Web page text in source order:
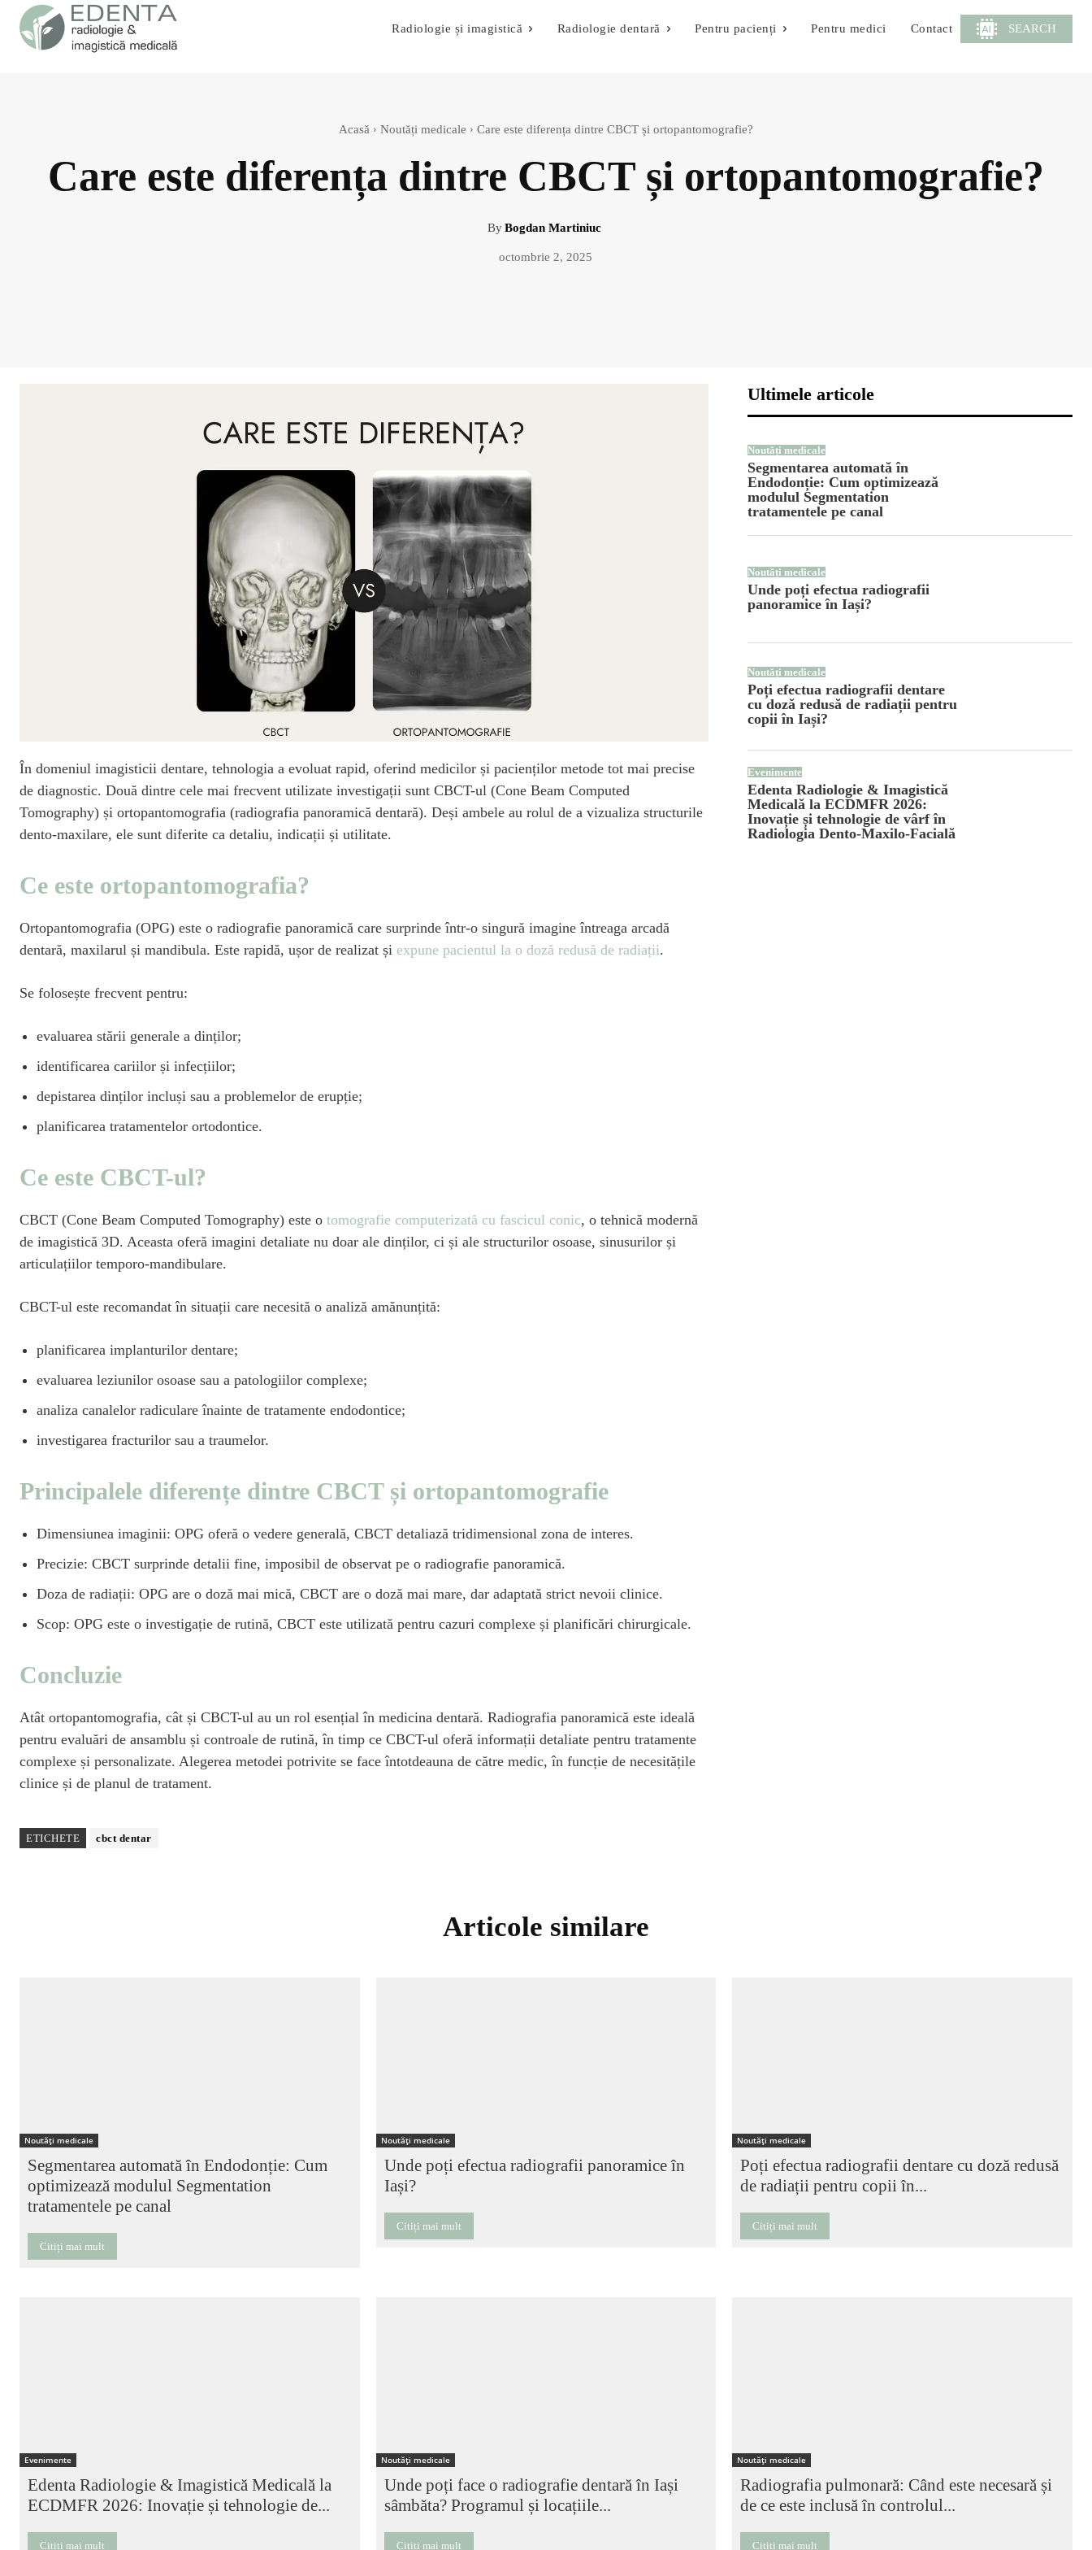
Radiologie și imagistică Radiologie dentară Pentru pacienți Pentru medici Contact SEARCH
Acasă Noutăți medicale Care este diferența dintre CBCT și ortopantomografie?
Care este diferența dintre CBCT și ortopantomografie?
ByBogdan Martiniuc
octombrie 2, 2025
În domeniul imagisticii dentare, tehnologia a evoluat rapid, oferind medicilor și pacienților metode tot mai precise
de diagnostic. Două dintre cele mai frecvent utilizate investigații sunt CBCT-ul (Cone Beam Computed
Tomography) și ortopantomografia (radiografia panoramică dentară). Deși ambele au rolul de a vizualiza structurile
dento-maxilare, ele sunt diferite ca detaliu, indicații și utilitate.
Ce este ortopantomografia?
Ortopantomografia (OPG) este o radiografie panoramică care surprinde într-o singură imagine întreaga arcadă
dentară, maxilarul și mandibula. Este rapidă, ușor de realizat și expune pacientul la o doză redusă de radiații.
Se folosește frecvent pentru:
evaluarea stării generale a dinților;
identificarea cariilor și infecțiilor;
depistarea dinților incluși sau a problemelor de erupție;
planificarea tratamentelor ortodontice.
Ce este CBCT-ul?
CBCT (Cone Beam Computed Tomography) este o tomografie computerizată cu fascicul conic, o tehnică modernă
de imagistică 3D. Aceasta oferă imagini detaliate nu doar ale dinților, ci și ale structurilor osoase, sinusurilor și
articulațiilor temporo-mandibulare.
CBCT-ul este recomandat în situații care necesită o analiză amănunțită:
planificarea implanturilor dentare;
evaluarea leziunilor osoase sau a patologiilor complexe;
analiza canalelor radiculare înainte de tratamente endodontice;
investigarea fracturilor sau a traumelor.
Principalele diferențe dintre CBCT și ortopantomografie
Dimensiunea imaginii: OPG oferă o vedere generală, CBCT detaliază tridimensional zona de interes.
Precizie: CBCT surprinde detalii fine, imposibil de observat pe o radiografie panoramică.
Doza de radiații: OPG are o doză mai mică, CBCT are o doză mai mare, dar adaptată strict nevoii clinice.
Scop: OPG este o investigație de rutină, CBCT este utilizată pentru cazuri complexe și planificări chirurgicale.
Concluzie
Atât ortopantomografia, cât și CBCT-ul au un rol esențial în medicina dentară. Radiografia panoramică este ideală
pentru evaluări de ansamblu și controale de rutină, în timp ce CBCT-ul oferă informații detaliate pentru tratamente
complexe și personalizate. Alegerea metodei potrivite se face întotdeauna de către medic, în funcție de necesitățile
clinice și de planul de tratament.
ETICHETE cbct dentar
Ultimele articole
Noutăți medicale
Segmentarea automată în
Endodonție: Cum optimizează
modulul Segmentation
tratamentele pe canal
Noutăți medicale
Unde poți efectua radiografii
panoramice în Iași?
Noutăți medicale
Poți efectua radiografii dentare
cu doză redusă de radiații pentru
copii în Iași?
Evenimente
Edenta Radiologie & Imagistică
Medicală la ECDMFR 2026:
Inovație și tehnologie de vârf în
Radiologia Dento-Maxilo-Facială
Articole similare
Noutăți medicale
Segmentarea automată în Endodonție: Cum
optimizează modulul Segmentation
tratamentele pe canal
Citiți mai mult
Noutăți medicale
Unde poți efectua radiografii panoramice în
Iași?
Citiți mai mult
Noutăți medicale
Poți efectua radiografii dentare cu doză redusă
de radiații pentru copii în...
Citiți mai mult
Evenimente
Edenta Radiologie & Imagistică Medicală la
ECDMFR 2026: Inovație și tehnologie de...
Citiți mai mult
Noutăți medicale
Unde poți face o radiografie dentară în Iași
sâmbăta? Programul și locațiile...
Citiți mai mult
Noutăți medicale
Radiografia pulmonară: Când este necesară și
de ce este inclusă în controlul...
Citiți mai mult